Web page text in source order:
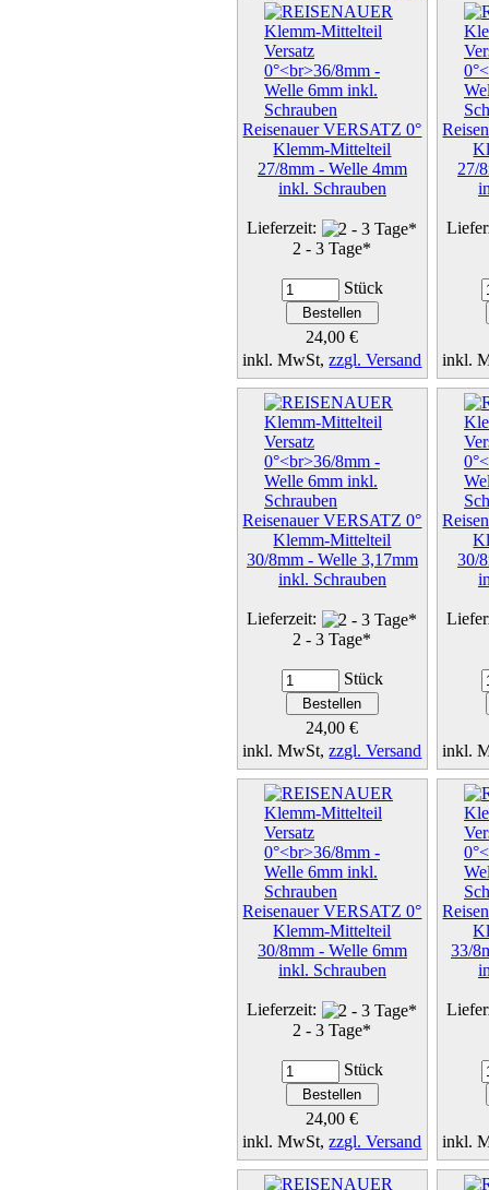
Details...
Reisenauer VERSATZ 0°
Klemm-Mittelteil
27/8mm - Welle 4mm
inkl. Schrauben
Lieferzeit:
2 - 3 Tage*
Stück
24,00 €
inkl. MwSt,zzgl. Versand
Details...
27/
inkl.
Reisenauer VERSATZ 0°
Klemm-Mittelteil
30/8mm - Welle 3,17mm
inkl. Schrauben
Lieferzeit:
2 - 3 Tage*
Stück
24,00 €
inkl. MwSt,zzgl. Versand
Details...
30/
inkl.
Reisenauer VERSATZ 0°
Klemm-Mittelteil
30/8mm - Welle 6mm
inkl. Schrauben
Lieferzeit:
2 - 3 Tage*
Stück
24,00 €
inkl. MwSt,zzgl. Versand
Details...
33/
inkl.